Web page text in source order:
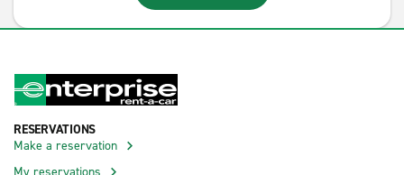
RESERVATIONS
Make a reservation
My reservations